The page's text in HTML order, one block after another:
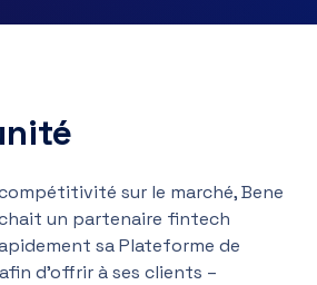
sur le marché, Bene
un partenaire fintech
sa Plateforme de
d’offrir à ses clients –